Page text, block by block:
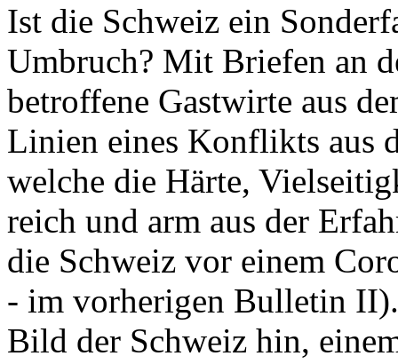
Ist die Schweiz ein
Umbruch? Mit Briefen an
betroffene Gastwirte aus
Linien eines Konflikts aus
welche die Härte,
reich und arm aus der
die Schweiz vor einem
- im vorherigen Bulletin
Bild der Schweiz hin,